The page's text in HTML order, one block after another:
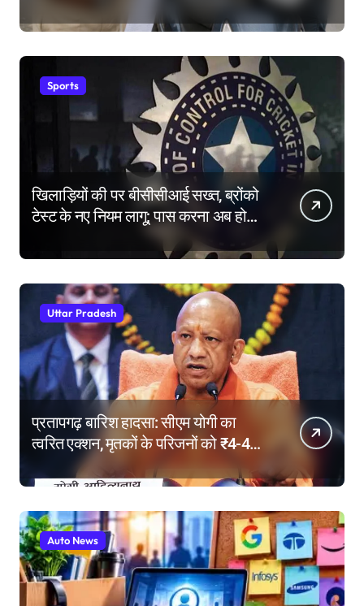
Sports
खिलाड़ियों की पर बीसीसीआई सख्त, ब्रोंको
टेस्ट के नए नियम लागू; पास करना अब होगा
Uttar Pradesh
प्रतापगढ़ बारिश हादसा: सीएम योगी का
त्वरित एक्शन, मृतकों के परिजनों को ₹4-4
लाख की सहायता, घायलों के बेहतर इलाज के
निर्देश
Auto News